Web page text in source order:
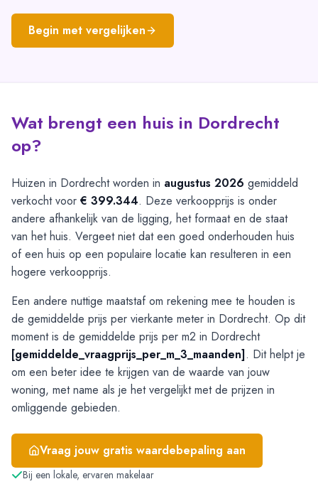
Begin met vergelijken
Wat brengt een huis in Dordrecht
op?
Huizen in Dordrecht worden in augustus 2026 gemiddeld
verkocht voor € 399.344. Deze verkoopprijs is onder
andere afhankelijk van de ligging, het formaat en de staat
van het huis. Vergeet niet dat een goed onderhouden huis
of een huis op een populaire locatie kan resulteren in een
hogere verkoopprijs.
Een andere nuttige maatstaf om rekening mee te houden is
de gemiddelde prijs per vierkante meter in Dordrecht. Op dit
moment is de gemiddelde prijs per m2 in Dordrecht
[gemiddelde_vraagprijs_per_m_3_maanden]. Dit helpt je
om een beter idee te krijgen van de waarde van jouw
woning, met name als je het vergelijkt met de prijzen in
omliggende gebieden.
Vraag jouw gratis waardebepaling aan
Bij een lokale, ervaren makelaar